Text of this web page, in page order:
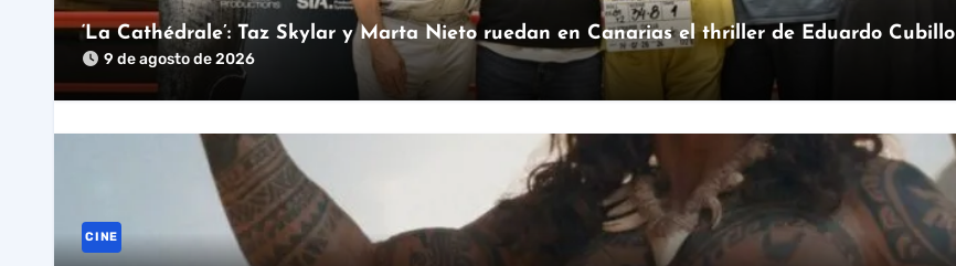
‘La Cathédrale’: Taz Skylar y Marta Nieto ruedan en Canarias el thriller de Eduardo Cubillo
9 de agosto de 2026
CINE